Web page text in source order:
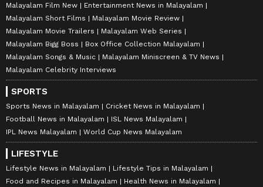
Malayalam Film New
Entertainment News in Malayalam
Malayalam Short Films
Malayalam Movie Review
Malayalam Movie Trailers
Malayalam Web Series
Malayalam Bigg Boss
Box Office Collection Malayalam
Malayalam Songs & Music
Malayalam Miniscreen & TV News
Malayalam Celebrity Interviews
SPORTS
Sports News in Malayalam
Cricket News in Malayalam
Football News in Malayalam
ISL News Malayalam
IPL News Malayalam
World Cup News Malayalam
LIFESTYLE
Lifestyle News in Malayalam
Lifestyle Tips in Malayalam
Food and Recipes in Malayalam
Health News in Malayalam